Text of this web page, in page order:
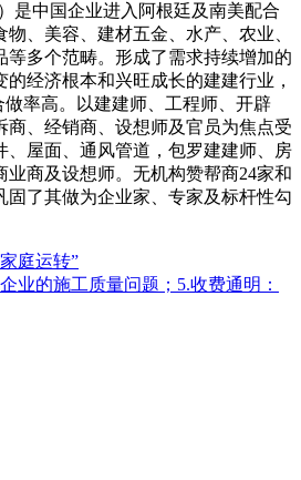
是中国企业进入阿根廷及南美配合
、美容、建材五金、水产、农业、
等多个范畴。形成了需求持续增加的
经济根本和兴旺成长的建建行业，
率高。以建建师、工程师、开辟
商、经销商、设想师及官员为焦点受
、屋面、通风管道，包罗建建师、房
业商及设想师。无机构赞帮商24家和
固了其做为企业家、专家及标杆性勾
庭运转”
业的施工质量问题；5.收费通明：